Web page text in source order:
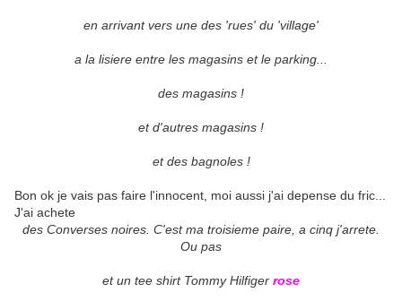
en arrivant vers une des 'rues' du 'village'
a la lisiere entre les magasins et le parking...
des magasins !
et d'autres magasins !
et des bagnoles !
Bon ok je vais pas faire l'innocent, moi aussi j'ai depense du fric...
J'ai achete
des Converses noires. C'est ma troisieme paire, a cinq j'arrete.
Ou pas
et un tee shirt Tommy Hilfiger rose